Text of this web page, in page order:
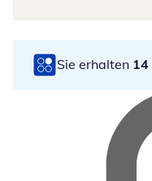
Sie erhalten 14